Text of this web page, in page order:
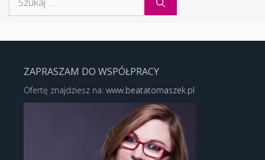
ZAPRASZAM DO WSPÓŁPRACY
Ofertę znajdziesz na: www.beatatomaszek.pl